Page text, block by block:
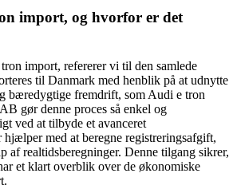
import, og hvorfor er det
import, refererer vi til den samlede
til Danmark med henblik på at udnytte
bæredygtige fremdrift, som Audi e tron
gør denne proces så enkel og
ved at tilbyde et avanceret
med at beregne registreringsafgift,
af realtidsberegninger. Denne tilgang sikrer,
et klart overblik over de økonomiske